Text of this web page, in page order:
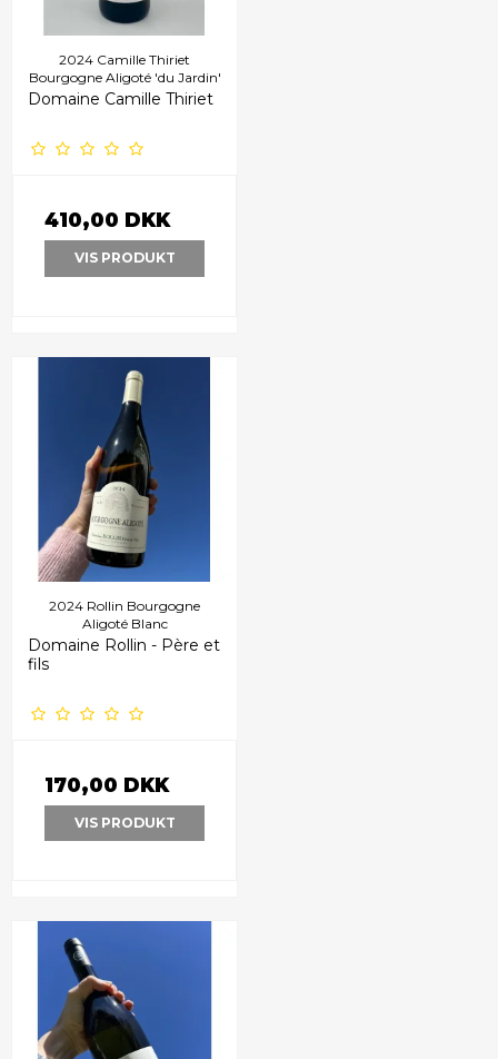
2024 Camille Thiriet
Bourgogne Aligoté 'du Jardin'
Domaine Camille Thiriet
410,00 DKK
VIS PRODUKT
2024 Rollin Bourgogne
Aligoté Blanc
Domaine Rollin - Père et
fils
170,00 DKK
VIS PRODUKT